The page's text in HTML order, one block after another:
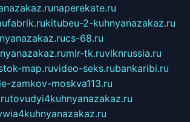
naperekate.ru
kitubeu-2-kuhnyanazakaz.ru
cs-68.ru
mir-tk.ruvlknrussia.ru
map.ruvideo-seks.rubankaribi.ru
zamkov-moskva113.ru
tovudyi4kuhnyanazakaz.ru